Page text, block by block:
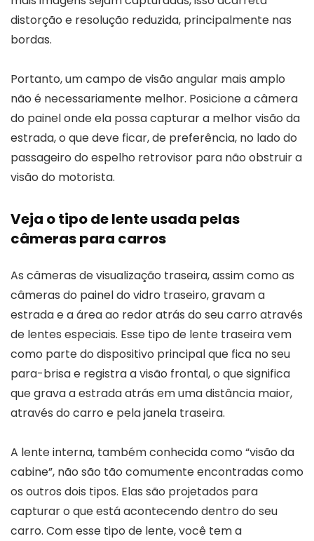
distorção e resolução reduzida, principalmente nas
bordas.
Portanto, um campo de visão angular mais amplo
não é necessariamente melhor. Posicione a câmera
do painel onde ela possa capturar a melhor visão da
estrada, o que deve ficar, de preferência, no lado do
passageiro do espelho retrovisor para não obstruir a
visão do motorista.
Veja o tipo de lente usada pelas
câmeras para carros
As câmeras de visualização traseira, assim como as
câmeras do painel do vidro traseiro, gravam a
estrada e a área ao redor atrás do seu carro através
de lentes especiais. Esse tipo de lente traseira vem
como parte do dispositivo principal que fica no seu
para-brisa e registra a visão frontal, o que significa
que grava a estrada atrás em uma distância maior,
através do carro e pela janela traseira.
A lente interna, também conhecida como “visão da
cabine”, não são tão comumente encontradas como
os outros dois tipos. Elas são projetados para
capturar o que está acontecendo dentro do seu
carro. Com esse tipo de lente, você tem a